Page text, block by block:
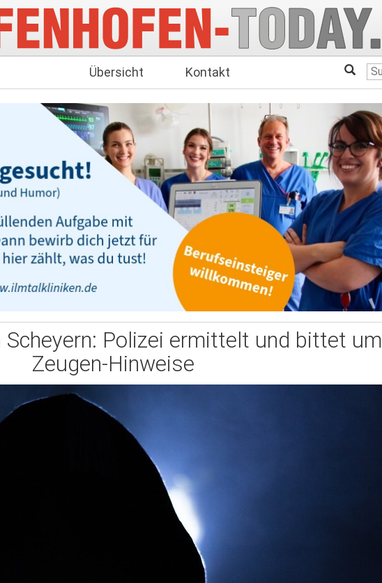
Übersicht Kontakt
Scheyern: Polizei ermittelt und bittet um
Zeugen-Hinweise